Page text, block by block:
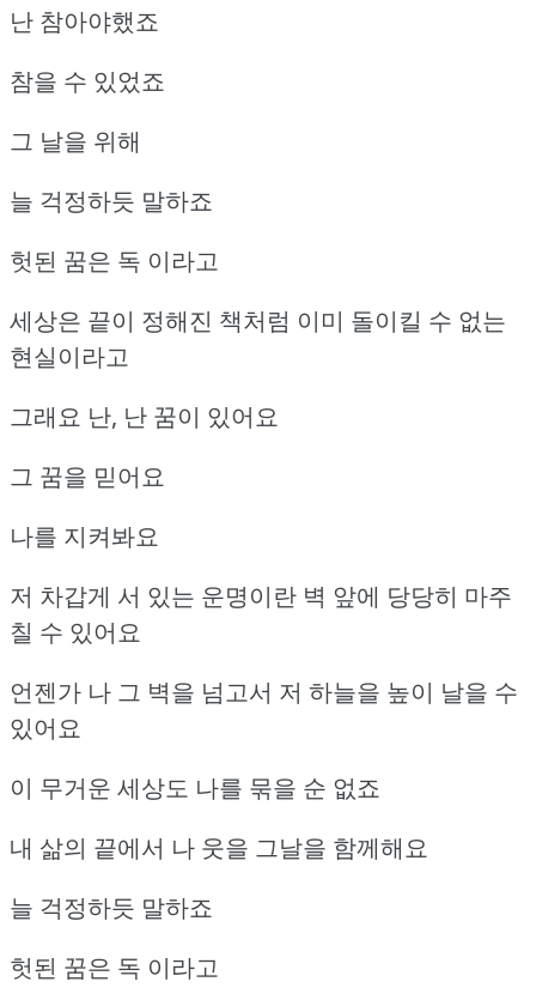
난 참아야했죠
참을 수 있었죠
그 날을 위해
늘 걱정하듯 말하죠
헛된 꿈은 독 이라고
세상은 끝이 정해진 책처럼 이미 돌이킬 수 없는
현실이라고
그래요 난, 난 꿈이 있어요
그 꿈을 믿어요
나를 지켜봐요
저 차갑게 서 있는 운명이란 벽 앞에 당당히 마주
칠 수 있어요
언젠가 나 그 벽을 넘고서 저 하늘을 높이 날을 수
있어요
이 무거운 세상도 나를 묶을 순 없죠
내 삶의 끝에서 나 웃을 그날을 함께해요
늘 걱정하듯 말하죠
헛된 꿈은 독 이라고